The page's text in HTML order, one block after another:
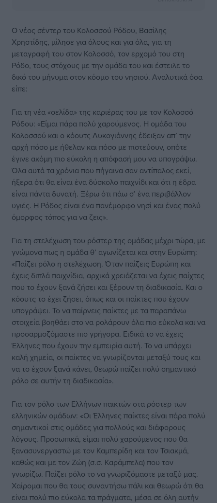
Ο νέος σέντερ του Κολοσσού Ρόδου, Βασίλης
Χρηστίδης, μίλησε για όλους και για όλα, για τη
μεταγραφή του στον Κολοσσό, τον ερχομό του στη
Ρόδο, τους στόχους με την ομάδα του και έστειλε το
δικό του μήνυμα στον κόσμο του νησιού. Αναλυτικά όσα
είπε:
Για τη νέα «σελίδα» της καριέρας του με τον Κολοσσό
Ρόδου: «Είμαι πάρα πολύ χαρούμενος. Η ομάδα του
Κολοσσού και ο κόουτς Λυκογιάννης έδειξαν απ’ την
αρχή πόσο με ήθελαν και πόσο με πιστεύουν, οπότε
έγινε ακόμη πιο εύκολη η απόφασή μου να υπογράψω.
Όλα αυτά τα χρόνια που πήγαινα σαν αντίπαλος εκεί,
ήξερα ότι θα είναι ένα δύσκολο παιχνίδι και ότι η έδρα
είναι πάντα δυνατή. Ξέρω ότι πάω σ’ ένα περιβάλλον
υγιές. Η Ρόδος είναι ένα πανέμορφο νησί και ένας πολύ
όμορφος τόπος για να ζεις».
Για τη στελέχωση του ρόστερ της ομάδας μέχρι τώρα, με
γνώμονα πως η ομάδα θ’ αγωνίζεται και στην Ευρώπη:
«Παίζει ρόλο η στελέχωση. Όταν παίζεις Ευρώπη και
έχεις διπλά παιχνίδια, αρχικά χρειάζεται να έχεις παίχτες
που το έχουν ξανά ζήσει και ξέρουν τη διαδικασία. Και ο
κόουτς το έχει ζήσει, όπως και οι παίκτες που έχουν
υπογράψει. Το να παίρνεις παίκτες με τα παραπάνω
στοιχεία βοηθάει στο να ρολάρουν όλα πιο εύκολα και να
προσαρμοζόμαστε πιο γρήγορα. Ειδικά το να έχεις
Έλληνες που έχουν την εμπειρία αυτή. Το να υπάρχει
καλή χημεία, οι παίκτες να γνωρίζονται μεταξύ τους και
να το έχουν ξανά κάνει, θεωρώ παίζει πολύ σημαντικό
ρόλο σε αυτήν τη διαδικασία».
Για τον ρόλο των Ελλήνων παικτών στα ρόστερ των
ελληνικών ομάδων: «Οι Έλληνες παίκτες είναι πάρα πολύ
σημαντικοί στις ομάδες για πολλούς και διάφορους
λόγους. Προσωπικά, είμαι πολύ χαρούμενος που θα
ξανασυνεργαστώ με τον Καμπερίδη και τον Τσιακμά,
καθώς και με τον Ζώη (σ.σ. Καράμπελα) που τον
γνωρίζω. Παίζει ρόλο το να γνωριζόμαστε μεταξύ μας.
Χαίρομαι που θα τους συναντήσω πάλι και θεωρώ ότι θα
είναι πολύ πιο εύκολα τα πράγματα, μέσα σε όλη αυτήν